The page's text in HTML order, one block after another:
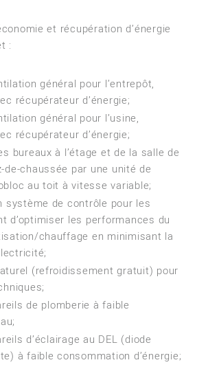
et récupération d’énergie
:
général pour l’entrepôt,
récupérateur d’énergie;
général pour l’usine,
récupérateur d’énergie;
bureaux à l’étage et de la salle de
chaussée par une unité de
au toit à vitesse variable;
système de contrôle pour les
d’optimiser les performances du
chauffage en minimisant la
(refroidissement gratuit) pour
de plomberie à faible
d’éclairage au DEL (diode
à faible consommation d’énergie;